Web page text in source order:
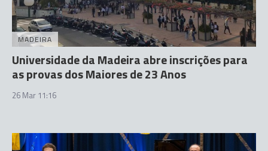
MADEIRA
Universidade da Madeira abre inscrições para
as provas dos Maiores de 23 Anos
26 Mar 11:16